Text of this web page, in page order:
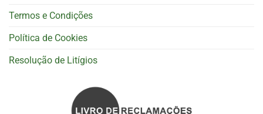
Termos e Condições
Política de Cookies
Resolução de Litígios